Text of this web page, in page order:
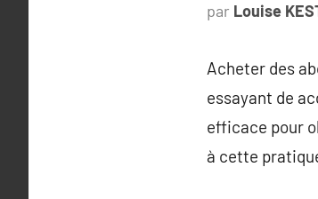
par Louise
Acheter des
essayant de
efficace pour
à cette